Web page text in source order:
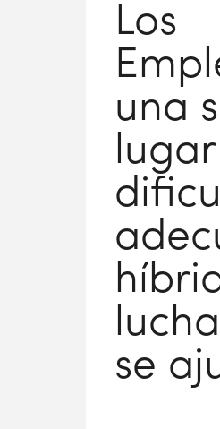
Los
una
se